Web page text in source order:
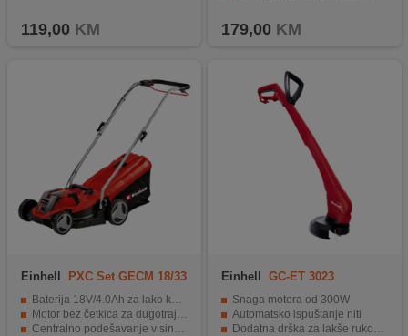
119,00 KM 179,00 KM
Einhell
PXC Set GECM 18/33
Baterija 18V/4.0Ah za lako korišćenje
Motor bez četkica za dugotrajnost
Centralno podešavanje visine rezanja na 5 nivoa
Einhell GC-ET 3023
Snaga motora od 300W
Automatsko ispuštanje niti
Dodatna drška za lakše rukovanje